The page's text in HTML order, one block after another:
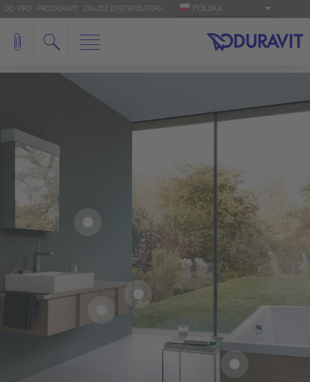
DO 'PRO': PRO.DURAVIT ZNAJDŹ DYSTRYBUTORA POLSKA